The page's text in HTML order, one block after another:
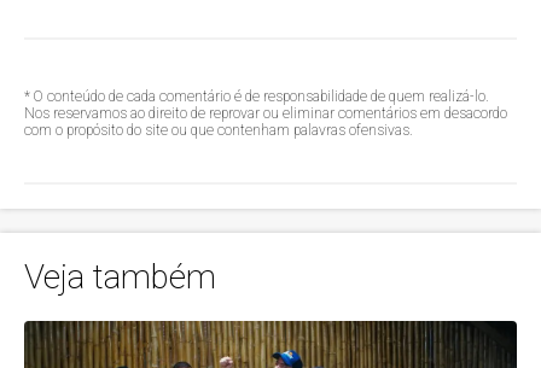
* O conteúdo de cada comentário é de responsabilidade de quem realizá-lo.
Nos reservamos ao direito de reprovar ou eliminar comentários em desacordo
com o propósito do site ou que contenham palavras ofensivas.
Veja também